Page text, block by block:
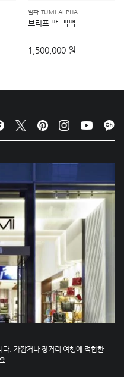
알파 TUMI ALPHA
브리프 팩 백팩
1,500,000 원
. 가깝거나 장거리 여행에 적합한
.